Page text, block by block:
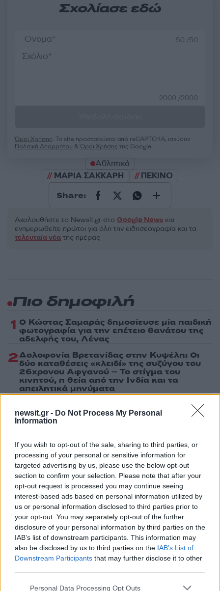
newsit.gr - Do Not Process My Personal
Information
If you wish to opt-out of the sale, sharing to third parties, or
processing of your personal or sensitive information for
targeted advertising by us, please use the below opt-out
section to confirm your selection. Please note that after your
opt-out request is processed you may continue seeing
interest-based ads based on personal information utilized by
us or personal information disclosed to third parties prior to
your opt-out. You may separately opt-out of the further
disclosure of your personal information by third parties on the
IAB’s list of downstream participants. This information may
also be disclosed by us to third parties on the IAB’s List of
Downstream Participants that may further disclose it to other
Please note that this website/app uses one or more Google
Personal Data Processing Opt Outs
Σχολίασε εδώ
50 /50
2000 /2000
Όροι Χρήσης. Το site προστατεύεται από reCAPTCHA, ισχύουν
Πολιτική Απορρήτου &Όροι Χρήσης της Google.
Αθλητικά
ΜΑΡΙΑ ΣΑΚΚΑΡΗ
ΠΕΚΙΝΟ
Share:
Ακολουθήστε το Νewsit.gr στο Google News και
ενημερωθείτε πρώτοι για όλη την ειδησεογραφία και τα
τελευταία νέα της ημέρας
Πιο δημοφιλή
1 Ο Κώστας Σαμαράς δημοσίευσε μία παιδική
φωτογραφία για την επέτειο θανάτου της
αδελφής του, Λένας
2Δολοφονία Βρετανίδας στην Κυψέλη: Οι
δύο καταθέσεις «κλειδί» της συζύγου του
26χρονου Αφγανού – Το στίγμα του
κινητού, η θεία από την Ινδία και τα
απειλητικά μηνύματα
3 Η Ελένη Φωτοπούλου ευχήθηκε για τη
γιορτή του Άκη Παυλόπουλου: «Δεκαπέντε
χρόνια μου διδάσκει υπομονή και αγάπη»
4ανθρώπους που είχαν ανάγκη» - Η πρώτη
δήλωση της οικογένειας της 38χρονης
Λίζα που βρέθηκε νεκρή στην Κυψέλη
5Αριστοτέλης Δαμίγος: Στο Αποτεφρωτήριο
Ριτσώνας το «ύστατο χαίρε» στον Έλληνα
σύνδεσμο του ελικοπτέρου που έπεσε στην
Ψάθα
Πιο σχολιασμένα
198 Μητσοτάκης στην υπογραφή συμφωνίας
Κύπρου: «Ισχυρή ψήφος εμπιστοσύνης» η
είσοδος της Meridiam στην GSI